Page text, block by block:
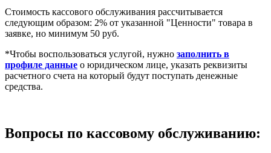
Стоимость кассового обслуживания рассчитывается
следующим образом: 2% от указанной "Ценности" товара в
заявке, но минимум 50 руб.
*Чтобы воспользоваться услугой, нужно заполнить в
профиле данные о юридическом лице, указать реквизиты
расчетного счета на который будут поступать денежные
средства.
Вопросы по кассовому обслуживанию: